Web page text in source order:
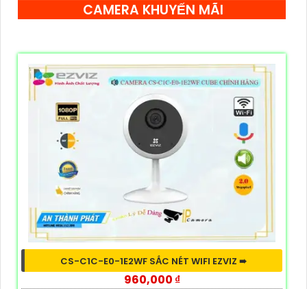
CAMERA KHUYẾN MÃI
CS-C1C-E0-1E2WF SẮC NÉT WIFI EZVIZ ➠
960,000 ₫